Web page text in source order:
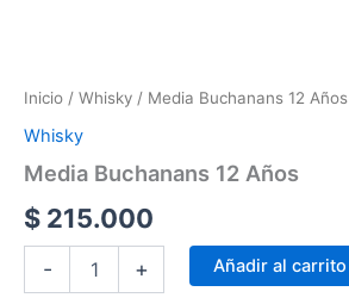
Inicio / Whisky / Media Buchanans 12 Años
Whisky
Media Buchanans 12 Años
$ 215.000
- + Añadir al carrito